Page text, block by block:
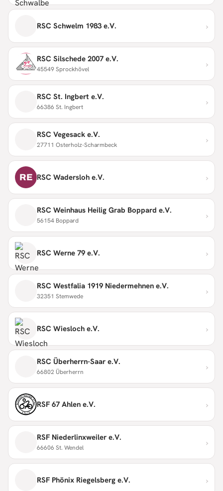
RSC Schwelm 1983 e.V. ›
RSC Silschede 2007 e.V.
45549 Sprockhövel ›
RSC St. Ingbert e.V.
66386 St. Ingbert ›
RSC Vegesack e.V.
27711 Osterholz-Scharmbeck ›
RE RSC Wadersloh e.V. ›
RSC Weinhaus Heilig Grab Boppard e.V.
56154 Boppard ›
RSC Werne 79 e.V. ›
RSC Westfalia 1919 Niedermehnen e.V.
32351 Stemwede ›
RSC Wiesloch e.V. ›
RSC Überherrn-Saar e.V.
66802 Überherrn ›
RSF 67 Ahlen e.V. ›
RSF Niederlinxweiler e.V.
66606 St. Wendel ›
RSF Phönix Riegelsberg e.V. ›